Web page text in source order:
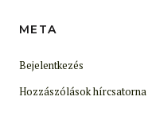
META
Bejelentkezés
Hozzászólások hírcsatorna